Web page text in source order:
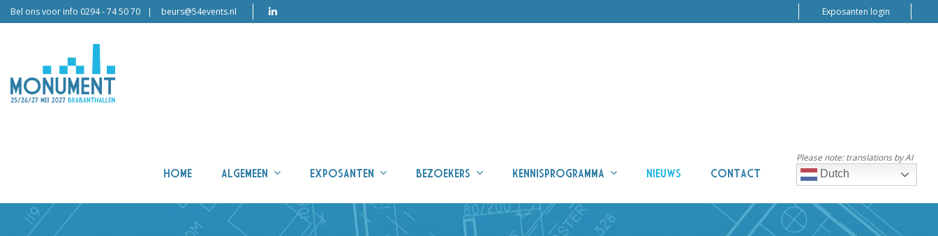
Bel ons voor info 0294 - 74 50 70 beurs@54events.nl Exposanten login
HOME ALGEMEEN EXPOSANTEN BEZOEKERS KENNISPROGRAMMA NIEUWS CONTACT Dutch
Please note: translations by AI